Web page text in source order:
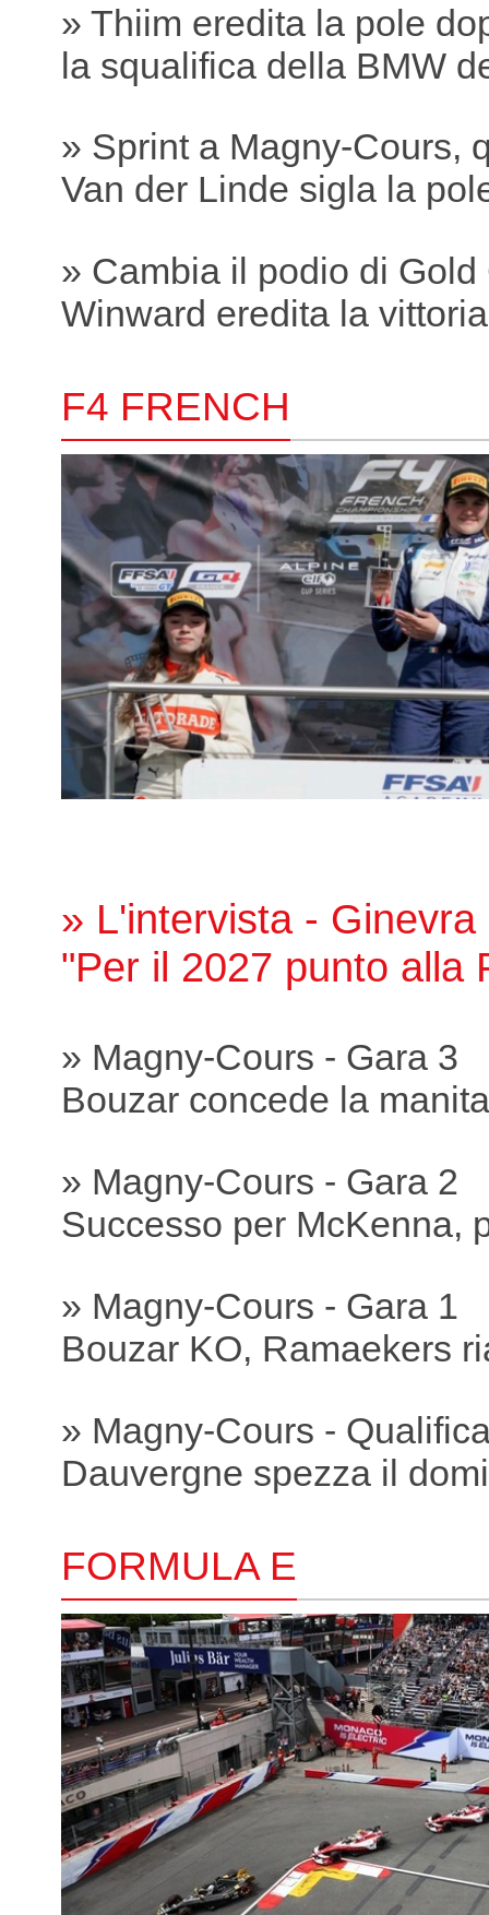
» Thiim eredita la pole
la squalifica della BMW
» Sprint a Magny-Cours,
Van der Linde sigla la
» Cambia il podio di
Winward eredita la
F4 FRENCH
» L'intervista - Ginevra
"Per il 2027 punto alla
» Magny-Cours - Gara 3
Bouzar concede la manita
» Magny-Cours - Gara 2
Successo per McKenna,
» Magny-Cours - Gara 1
Bouzar KO, Ramaekers
» Magny-Cours -
Dauvergne spezza il
FORMULA E